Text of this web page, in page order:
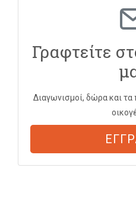
Γραφτείτε
Διαγωνισμοί, δώρα και τα